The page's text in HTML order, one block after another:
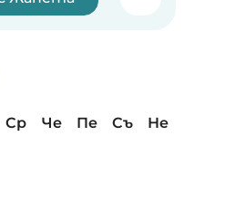
Ср Че Пе Съ
Не